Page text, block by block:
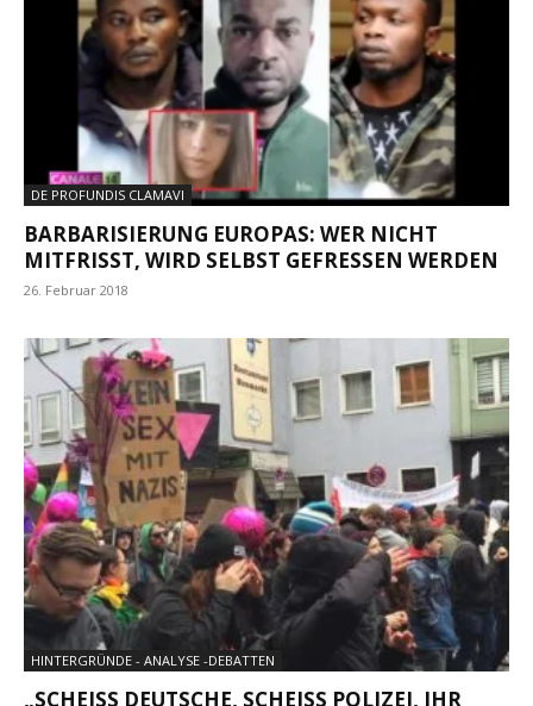
DE PROFUNDIS CLAMAVI
BARBARISIERUNG EUROPAS: WER NICHT
MITFRISST, WIRD SELBST GEFRESSEN WERDEN
26. Februar 2018
HINTERGRÜNDE - ANALYSE -DEBATTEN
„SCHEISS DEUTSCHE, SCHEISS POLIZEI, IHR RA